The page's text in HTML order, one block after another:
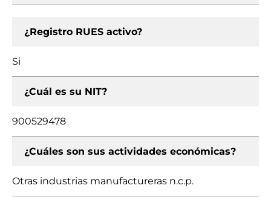
¿Registro RUES activo?
Si
¿Cuál es su NIT?
900529478
¿Cuáles son sus actividades económicas?
Otras industrias manufactureras n.c.p.